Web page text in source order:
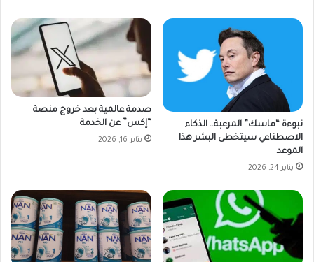
نبوءة “ماسك” المرعبة.. الذكاء
الاصطناعي سيتخطى البشر هذا
الموعد
يناير 24, 2026
صدمة عالمية بعد خروج منصة
“إكس” عن الخدمة
يناير 16, 2026